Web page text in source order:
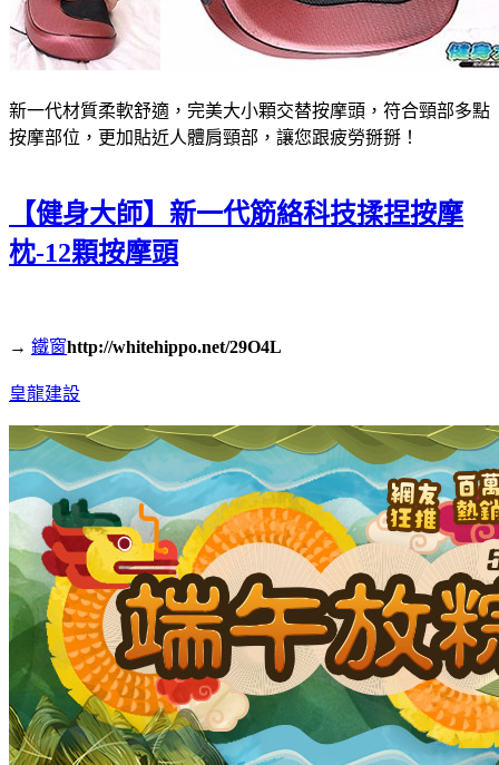
新一代材質柔軟舒適，完美大小顆交替按摩頭，符合頸部多點
按摩部位，更加貼近人體肩頸部，讓您跟疲勞掰掰！
【健身大師】新一代筋絡科技揉捏按摩
枕-12顆按摩頭
→ 鐵窗http://whitehippo.net/29O4L
皇龍建設